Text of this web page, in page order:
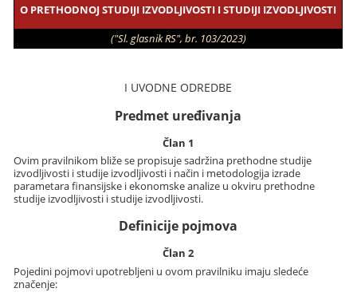
O PRETHODNOJ STUDIJI IZVODLJIVOSTI I STUDIJI IZVODLJIVOSTI
("Sl. glasnik RS", br. 103/2023)
I UVODNE ODREDBE
Predmet uređivanja
Član 1
Ovim pravilnikom bliže se propisuje sadržina prethodne studije
izvodljivosti i studije izvodljivosti i način i metodologija izrade
parametara finansijske i ekonomske analize u okviru prethodne
studije izvodljivosti i studije izvodljivosti.
Definicije pojmova
Član 2
Pojedini pojmovi upotrebljeni u ovom pravilniku imaju sledeće
značenje: